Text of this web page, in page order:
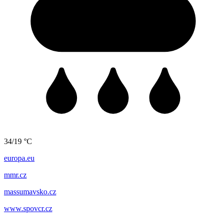
34/19 °C
europa.eu
mmr.cz
massumavsko.cz
www.spovcr.cz